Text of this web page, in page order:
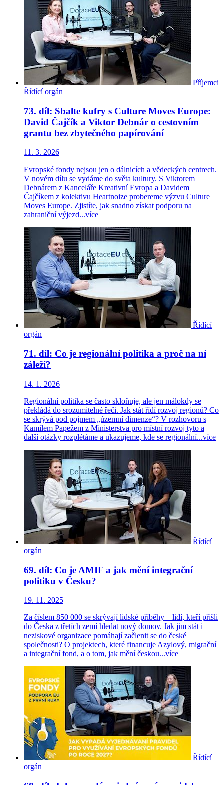
Příjemci
Řídící orgán
73. díl: Sbalte kufry s Culture Moves Europe:
David Čajčík a Viktor Debnár o cestovním
grantu bez zbytečného papírování
11. 3. 2026
Evropské fondy nejsou jen o dálnicích a vědeckých centrech.
V novém dílu se vydáme do světa kultury. S Viktorem
Debnárem z Kanceláře Kreativní Evropa a Davidem
Čajčíkem z kolektivu Heartnoize probereme výzvu Culture
Moves Europe. Zjistíte, jak snadno získat podporu na
zahraniční výjezd...více
Řídící
orgán
71. díl: Co je regionální politika a proč na ní
záleží?
14. 1. 2026
Regionální politika se často skloňuje, ale jen málokdy se
překládá do srozumitelné řeči. Jak stát řídí rozvoj regionů? Co
se skrývá pod pojmem „územní dimenze“? V rozhovoru s
Kamilem Papežem z Ministerstva pro místní rozvoj tyto a
další otázky rozplétáme a ukazujeme, kde se regionální...více
Řídící
orgán
69. díl: Co je AMIF a jak mění integrační
politiku v Česku?
19. 11. 2025
Za číslem 850 000 se skrývají lidské příběhy – lidí, kteří přišli
do Česka z třetích zemí hledat nový domov. Jak jim stát i
neziskové organizace pomáhají začlenit se do české
společnosti? O projektech, které financuje Azylový, migrační
a integrační fond, a o tom, jak mění českou...více
Řídící
orgán